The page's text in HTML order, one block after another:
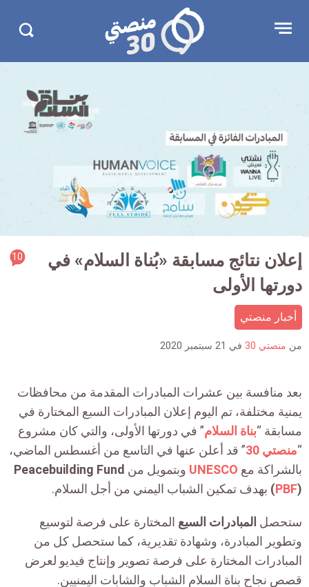
الإعلان
منصتي
30
10
إعلان نتائج مسابقة «بُناة السلام» في
دورتها الأولى
أخبار منصتي
من منصتي 30 في 21 سبتمبر 2020
بعد منافسة بين عشرات المبادرات المقدمة من محافظات
يمنية مختلفة، تم اليوم إعلان المبادرات السبع المختارة في
مسابقة “بناة السلام” في دورتها الأولى، والتي كان مشروع
“منصتي 30
” قد أعلن عنها في التاسع من أغسطس الماضي،
بالشراكة مع UNESCO وبتمويل من Peacebuilding Fund
(PBF) بهدف تمكين الشباب اليمني من أجل السلام.
ستحصل المبادرات السبع المختارة على فرصة لتوسيع
وتطوير المبادرة، وشهادة تقديرية، كما ستحصل كل من
المبادرات المختارة على فرصة تصوير وإنتاج فيديو لعرض
قصص نجاح بناة السلام الشباب والشابات اليمنيين.